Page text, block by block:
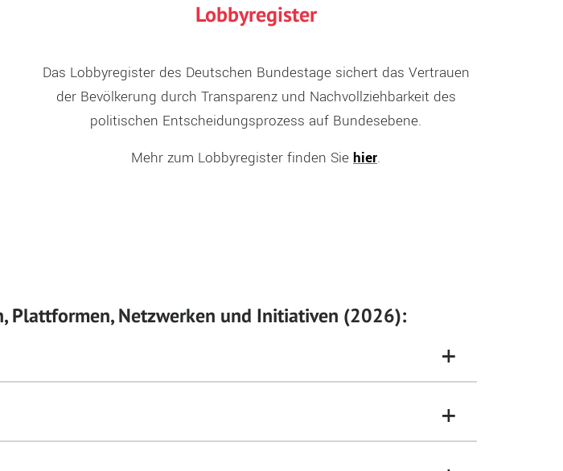
Lobbyregister
Das Lobbyregister des Deutschen Bundestage sichert das Vertrauen
der Bevölkerung durch Transparenz und Nachvollziehbarkeit des
politischen Entscheidungsprozess auf Bundesebene.
Mehr zum Lobbyregister finden Siehier.
Plattformen, Netzwerken und Initiativen (2026):